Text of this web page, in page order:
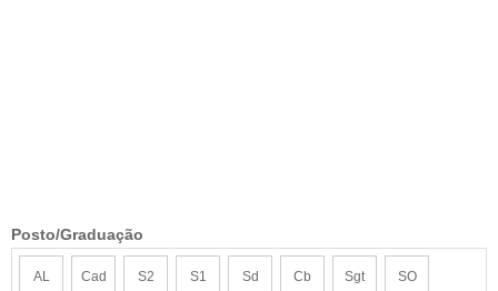
Posto/Graduação
AL Cad S2 S1 Sd Cb Sgt SO